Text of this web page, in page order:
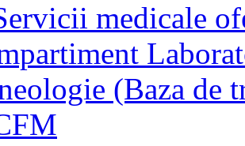
medicale
(Baza de